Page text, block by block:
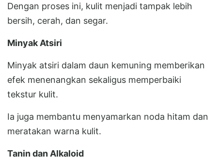
Dengan proses ini, kulit menjadi tampak lebih
bersih, cerah, dan segar.
Minyak Atsiri
Minyak atsiri dalam daun kemuning memberikan
efek menenangkan sekaligus memperbaiki
tekstur kulit.
Ia juga membantu menyamarkan noda hitam dan
meratakan warna kulit.
Tanin dan Alkaloid